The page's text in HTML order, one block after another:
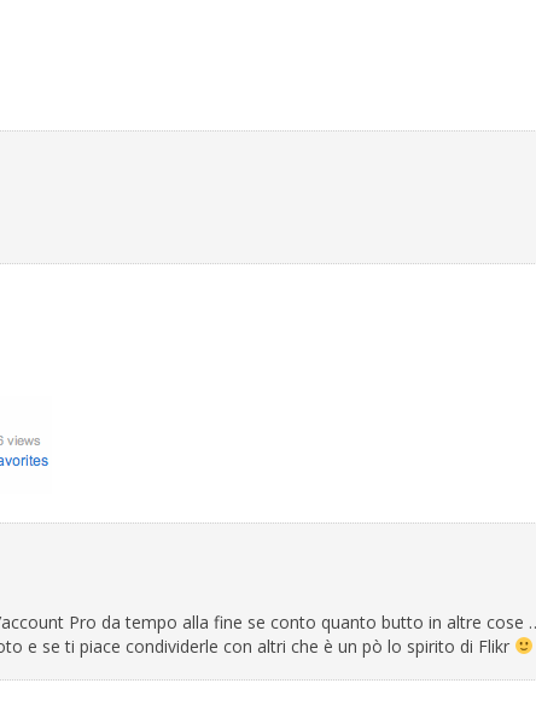
Pro da tempo alla fine se conto quanto butto in altre cose
e se ti piace condividerle con altri che è un pò lo spirito di Flikr